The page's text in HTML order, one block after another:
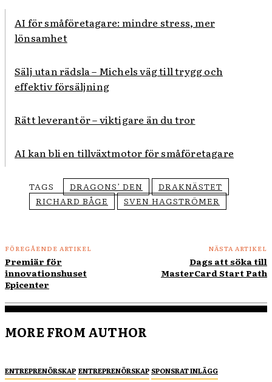
AI för småföretagare: mindre stress, mer
lönsamhet
Sälj utan rädsla – Michels väg till trygg och
effektiv försäljning
Rätt leverantör – viktigare än du tror
AI kan bli en tillväxtmotor för småföretagare
TAGS DRAGONS’ DEN
DRAKNÄSTET
RICHARD BÅGE
SVEN HAGSTRÖMER
FÖREGÅENDE ARTIKEL
Premiär för
innovationshuset
Epicenter
NÄSTA ARTIKEL
Dags att söka till
MasterCard Start Path
MORE FROM AUTHOR
ENTREPRENÖRSKAP ENTREPRENÖRSKAP SPONSRAT INLÄGG